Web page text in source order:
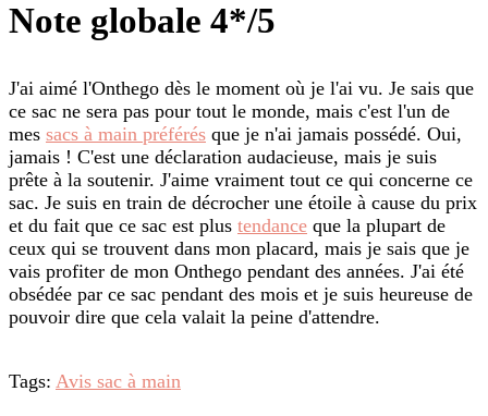
Note globale 4*/5
J'ai aimé l'Onthego dès le moment où je l'ai vu. Je sais que
ce sac ne sera pas pour tout le monde, mais c'est l'un de
mes sacs à main préférés que je n'ai jamais possédé. Oui,
jamais ! C'est une déclaration audacieuse, mais je suis
prête à la soutenir. J'aime vraiment tout ce qui concerne ce
sac. Je suis en train de décrocher une étoile à cause du prix
et du fait que ce sac est plus tendance que la plupart de
ceux qui se trouvent dans mon placard, mais je sais que je
vais profiter de mon Onthego pendant des années. J'ai été
obsédée par ce sac pendant des mois et je suis heureuse de
pouvoir dire que cela valait la peine d'attendre.
Tags: Avis sac à main